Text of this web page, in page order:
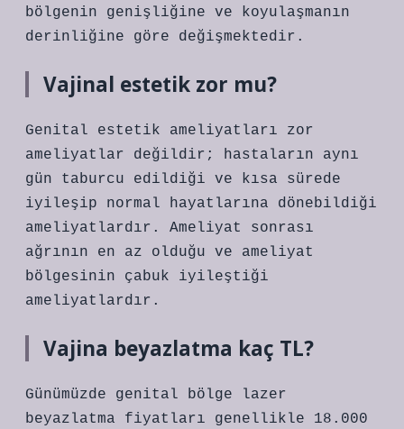
bölgenin genişliğine ve koyulaşmanın
derinliğine göre değişmektedir.
Vajinal estetik zor mu?
Genital estetik ameliyatları zor
ameliyatlar değildir; hastaların aynı
gün taburcu edildiği ve kısa sürede
iyileşip normal hayatlarına dönebildiği
ameliyatlardır. Ameliyat sonrası
ağrının en az olduğu ve ameliyat
bölgesinin çabuk iyileştiği
ameliyatlardır.
Vajina beyazlatma kaç TL?
Günümüzde genital bölge lazer
beyazlatma fiyatları genellikle 18.000